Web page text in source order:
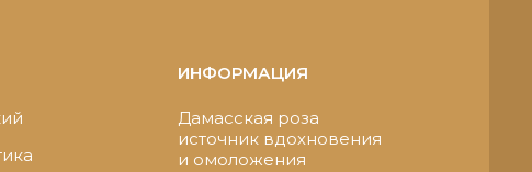
ИНФОРМАЦИЯ
Дамасская роза
источник вдохновения
и омоложения